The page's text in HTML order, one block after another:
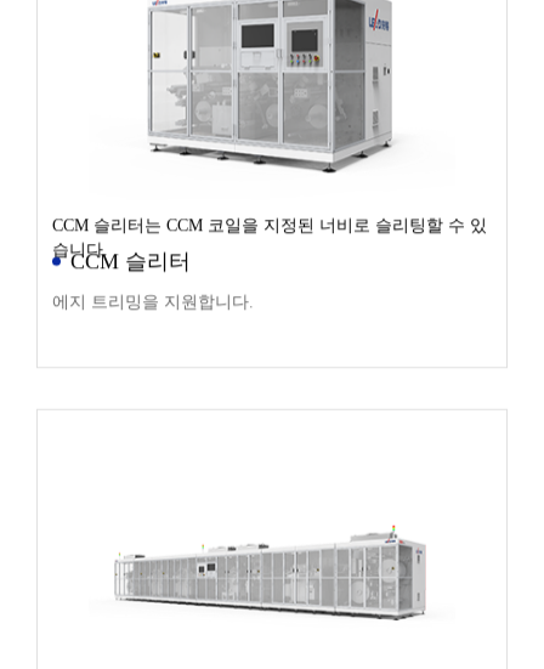
CCM 슬리터는 CCM 코일을 지정된 너비로 슬리팅할 수 있
습니다.
CCM 슬리터
에지 트리밍을 지원합니다.